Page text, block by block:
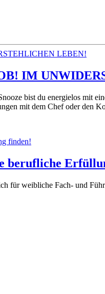
IM
bist du energielos mit
mit dem Chef oder den
berufliche
für weibliche Fach- und